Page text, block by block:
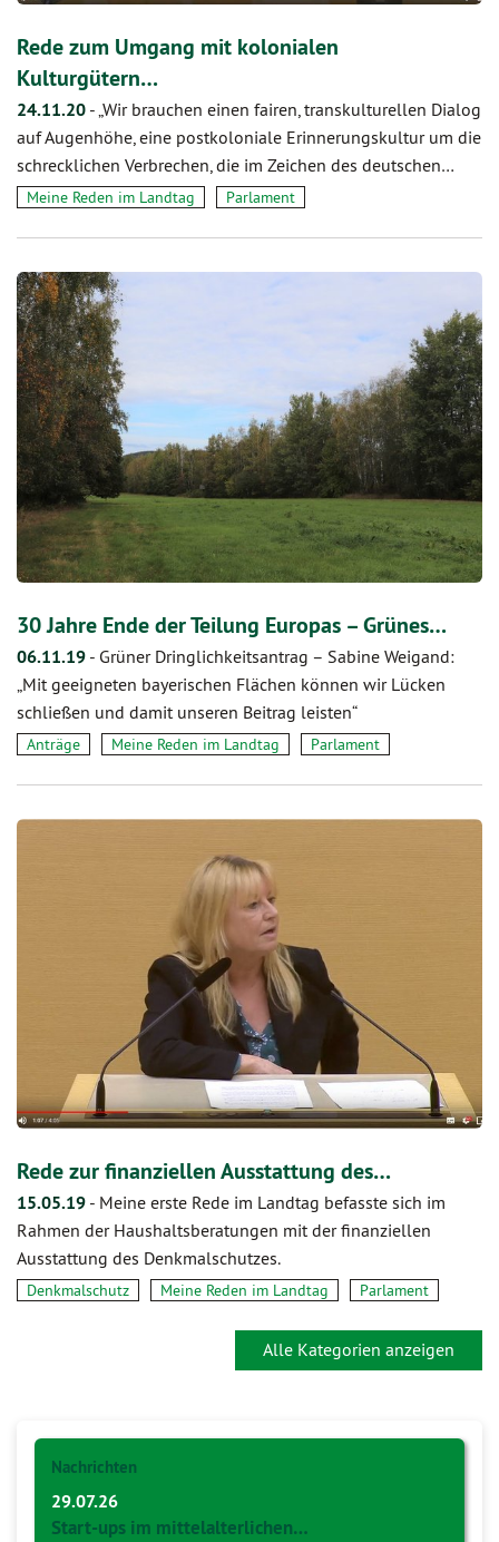
Rede zum Umgang mit kolonialen
Kulturgütern…
24.11.20 - „Wir brauchen einen fairen, transkulturellen Dialog
auf Augenhöhe, eine postkoloniale Erinnerungskultur um die
schrecklichen Verbrechen, die im Zeichen des deutschen…
Meine Reden im Landtag Parlament
30 Jahre Ende der Teilung Europas – Grünes…
06.11.19 - Grüner Dringlichkeitsantrag – Sabine Weigand:
„Mit geeigneten bayerischen Flächen können wir Lücken
schließen und damit unseren Beitrag leisten“
Anträge Meine Reden im Landtag Parlament
Rede zur finanziellen Ausstattung des…
15.05.19 - Meine erste Rede im Landtag befasste sich im
Rahmen der Haushaltsberatungen mit der finanziellen
Ausstattung des Denkmalschutzes.
Denkmalschutz Meine Reden im Landtag Parlament
Alle Kategorien anzeigen
Nachrichten
29.07.26
Start-ups im mittelalterlichen…